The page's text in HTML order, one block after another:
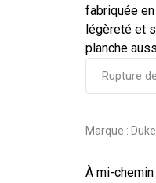
fabriquée en
légèreté et
planche
Rupture
Marque :
À mi-